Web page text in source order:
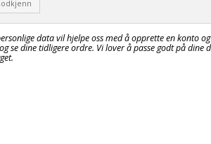
data vil hjelpe oss med å opprette en konto
se dine tidligere ordre. Vi lover å passe godt på